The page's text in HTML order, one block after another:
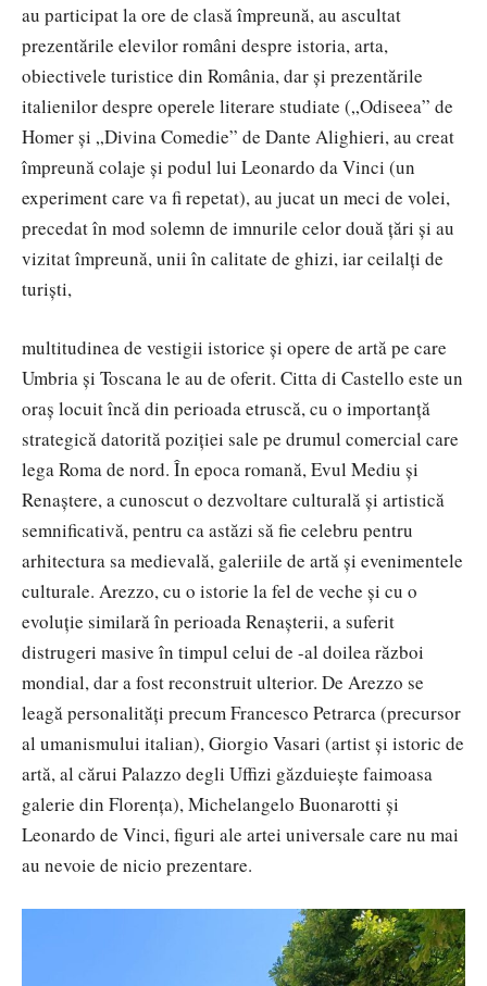
au participat la ore de clasă împreună, au ascultat
prezentările elevilor români despre istoria, arta,
obiectivele turistice din România, dar și prezentările
italienilor despre operele literare studiate („Odiseea” de
Homer și „Divina Comedie” de Dante Alighieri, au creat
împreună colaje și podul lui Leonardo da Vinci (un
experiment care va fi repetat), au jucat un meci de volei,
precedat în mod solemn de imnurile celor două țări și au
vizitat împreună, unii în calitate de ghizi, iar ceilalți de
turiști,
multitudinea de vestigii istorice și opere de artă pe care
Umbria și Toscana le au de oferit. Citta di Castello este un
oraș locuit încă din perioada etruscă, cu o importanță
strategică datorită poziției sale pe drumul comercial care
lega Roma de nord. În epoca romană, Evul Mediu și
Renaștere, a cunoscut o dezvoltare culturală și artistică
semnificativă, pentru ca astăzi să fie celebru pentru
arhitectura sa medievală, galeriile de artă și evenimentele
culturale. Arezzo, cu o istorie la fel de veche și cu o
evoluție similară în perioada Renașterii, a suferit
distrugeri masive în timpul celui de -al doilea război
mondial, dar a fost reconstruit ulterior. De Arezzo se
leagă personalități precum Francesco Petrarca (precursor
al umanismului italian), Giorgio Vasari (artist și istoric de
artă, al cărui Palazzo degli Uffizi găzduiește faimoasa
galerie din Florența), Michelangelo Buonarotti și
Leonardo de Vinci, figuri ale artei universale care nu mai
au nevoie de nicio prezentare.